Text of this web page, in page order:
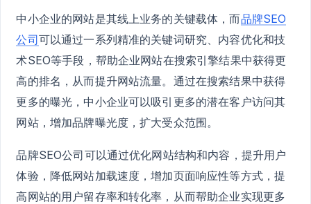
中小企业的网站是其线上业务的关键载体，而品牌SEO
公司可以通过一系列精准的关键词研究、内容优化和技
术SEO等手段，帮助企业网站在搜索引擎结果中获得更
高的排名，从而提升网站流量。通过在搜索结果中获得
更多的曝光，中小企业可以吸引更多的潜在客户访问其
网站，增加品牌曝光度，扩大受众范围。
品牌SEO公司可以通过优化网站结构和内容，提升用户
体验，降低网站加载速度，增加页面响应性等方式，提
高网站的用户留存率和转化率，从而帮助企业实现更多